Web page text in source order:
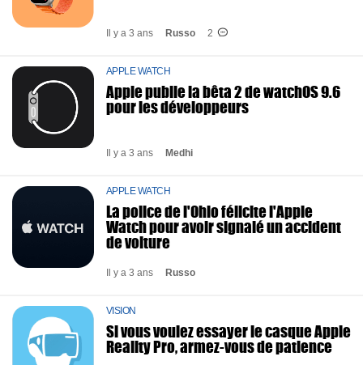
Il y a 3 ans Russo 2
APPLE WATCH
Apple publie la bêta 2 de watchOS 9.6
pour les développeurs
Il y a 3 ans Medhi
APPLE WATCH
La police de l'Ohio félicite l'Apple
Watch pour avoir signalé un accident
de voiture
Il y a 3 ans Russo
VISION
Si vous voulez essayer le casque Apple
Reality Pro, armez-vous de patience